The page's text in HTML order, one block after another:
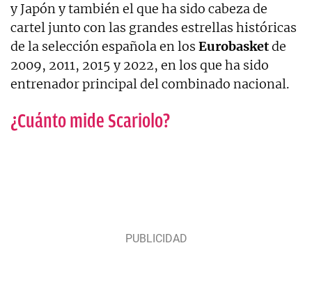
y Japón y también el que ha sido cabeza de
cartel junto con las grandes estrellas históricas
de la selección española en los Eurobasketde
2009, 2011, 2015 y 2022, en los que ha sido
entrenador principal del combinado nacional.
¿Cuánto mide Scariolo?